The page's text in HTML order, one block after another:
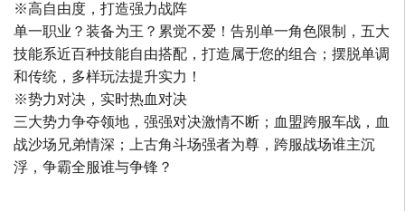
※高自由度，打造强力战阵
单一职业？装备为王？累觉不爱！告别单一角色限制，五大
技能系近百种技能自由搭配，打造属于您的组合；摆脱单调
和传统，多样玩法提升实力！
※势力对决，实时热血对决
三大势力争夺领地，强强对决激情不断；血盟跨服车战，血
战沙场兄弟情深；上古角斗场强者为尊，跨服战场谁主沉
浮，争霸全服谁与争锋？